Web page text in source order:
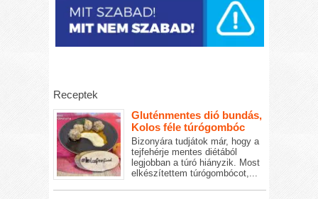
Receptek
Gluténmentes dió bundás,
Kolos féle túrógombóc
Bizonyára tudjátok már, hogy a
tejfehérje mentes diétából
legjobban a túró hiányzik. Most
elkészítettem túrógombócot,...